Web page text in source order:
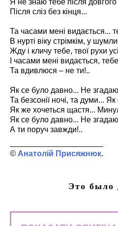
Я не знаю тебе після довгого
Після сліз без кінця...
Та часами мені видається...
В нурті віку стрімкім, у
Жду і кличу тебе, твої рухи
І часами мені видається,
Та вдивлюся – не ти!..
Як се було давно... Не
Та безсонії ночі, та думи...
Як же хочеться щастя...
Як се було давно... Не
А ти поруч завжди!..
Анатолій Присяжнюк
Это было